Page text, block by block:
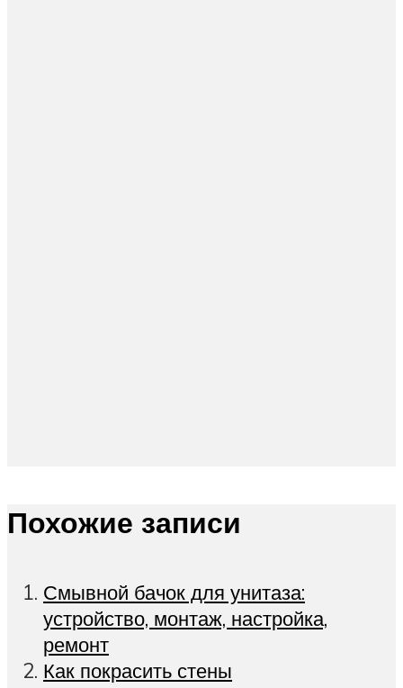
Похожие записи
Смывной бачок для унитаза:
устройство, монтаж, настройка,
ремонт
Как покрасить стены